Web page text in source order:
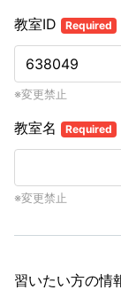
教室ID Required
※変更禁止
教室名 Required
※変更禁止
習いたい方の情